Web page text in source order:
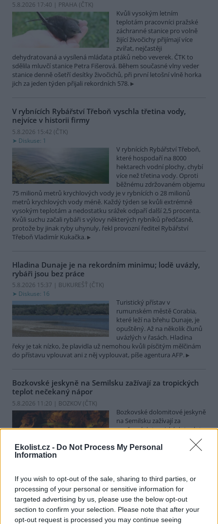
Ekolist.cz - Do Not Process My Personal
Information
If you wish to opt-out of the sale, sharing to third parties, or
processing of your personal or sensitive information for
targeted advertising by us, please use the below opt-out
section to confirm your selection. Please note that after your
opt-out request is processed you may continue seeing
5.8.2026 17:40 | PRAHA (ČTK)
Kvůli vysokým letním
teplotám pracovníci pražské
záchranné stanice pro volně
žijící živočichy přijímají více
zvířat, nejčastěji
dehydratovaná a vysílená mláďata ptáků nebo veverek. ČTK to
sdělila mluvčí stanice Petra Fišerová. Během současné vlny veder
stanice denně ošetří desítky živočichů, při první letošní vlně horka
jich za jeden týden přijali rekordních 578.
V rybnících Rybářství Třeboň vyschla třetina vody,
nejvíce v historii firmy
5.8.2026 15:42 (ČTK)
Diskuse: 1
V rybnících Rybářství Třeboň,
které hospodaří na 8000
hektarech vodní plochy, chybí
více než třetina vody. Oproti
běžnému zdržovaném objemu
75 milionů metrů krychlových vody je v rybnících o 28 milionů
metrů krychlových vody méně. Každý týden se kvůli extrémně
vysokým teplotám a nedostatku srážek odpaří další 2,5 procenta.
Kvůli suchu začali rybáři s výlovy některých rybníků předčasně,
protože by jinak ryby uhynuly, řekl provozní ředitel Rybářství
Třeboň Vladimír Kukačka.
Hladina Dunaje je na rekordním minimu; lodě uvázly,
rybáři jsou bez práce
5.8.2026 15:37 | BUKUREŠŤ (ČTK)
Diskuse: 16
Turistický přístav v
rumunském městě Corabia,
které leží na břehu Dunaje, je
opuštěný. Až na několik člunů
uvázlých v řasách. Hladina
řeky je tak nízko, že plavidla už nemohou kvůli písčitým mělčinám
do přístavu vplouvat ani z něj vyplouvat, píše agentura AFP.
Bozkovské jeskyně na Semilsku zažívají za tropických
teplot nečekaný nápor
5.8.2026 11:20 | BOZKOV (ČTK)
Bozkovské dolomitové jeskyně
na Semilsku zažívají za
současných tropických teplot
nečekaný nápor. Jde sice o
jedno z nejchladnějších míst v
Libereckém kraji, které má stálou teplotu mezi 7,5 až devíti stupni
V pěti zemích Amazonie zatkli stovky lidí kvůli
environmentální kriminalitě